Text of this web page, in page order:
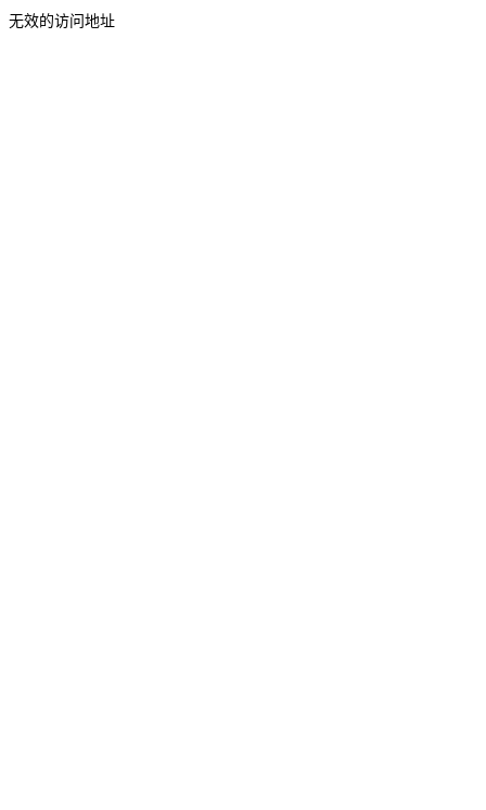
无效的访问地址